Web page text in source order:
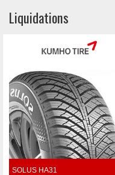
Liquidations
SOLUS HA31